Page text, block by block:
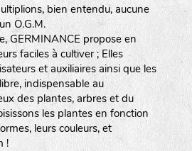
bien entendu, aucune
O.G.M.
GERMINANCE propose en
faciles à cultiver ; Elles
et auxiliaires ainsi que les
indispensable au
des plantes, arbres et du
les plantes en fonction
leurs couleurs, et
!